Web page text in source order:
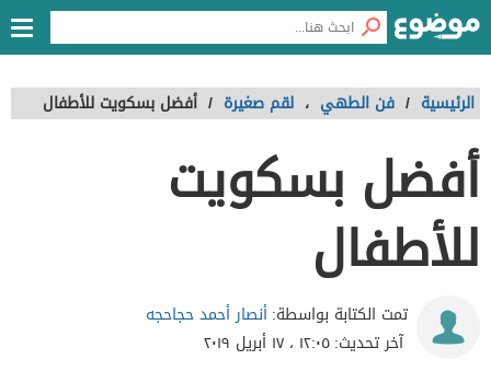
الرئيسية / فن الطهي ، لقم صغيرة / أفضل بسكويت للأطفال
أفضل بسكويت
للأطفال
تمت الكتابة بواسطة:أنصار أحمد حجاحجه
آخر تحديث:١٢:٠٥ ، ١٧ أبريل ٢٠١٩